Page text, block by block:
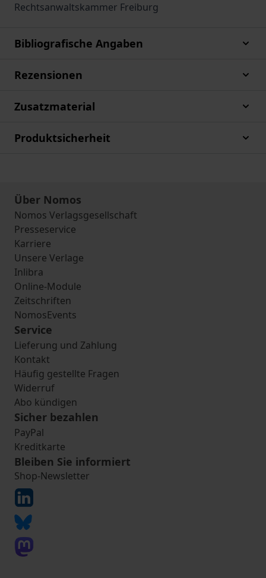
Rechtsanwaltskammer Freiburg
Bibliografische Angaben
Rezensionen
Zusatzmaterial
Produktsicherheit
Über Nomos
Nomos Verlagsgesellschaft
Presseservice
Karriere
Unsere Verlage
Inlibra
Online-Module
Zeitschriften
NomosEvents
Service
Lieferung und Zahlung
Kontakt
Häufig gestellte Fragen
Widerruf
Abo kündigen
Sicher bezahlen
PayPal
Kreditkarte
Bleiben Sie informiert
Shop-Newsletter